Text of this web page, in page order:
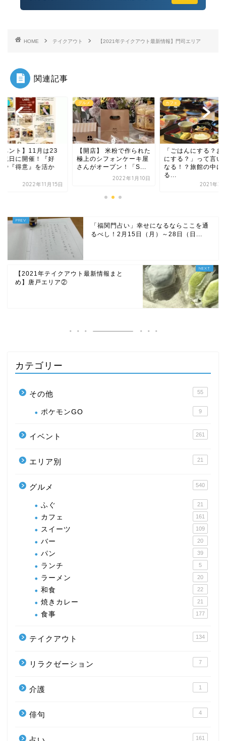
HOME テイクアウト 【2021年テイクアウト最新情報】門司エリア
関連記事
店】 米粉で作られた
のシフォンケーキ屋
がオープン！「S...
カフェ
「ごはんにする？お風呂
にする？」って言いたく
なる！？旅館の中にあ
イベント
【イベント】11月
日の祝日に開催！『
き』や『得意』を活
し...
2022年11
「福関門占い」幸せになるならここを通
るべし！2月15日（月）～28日（日...
【2021年テイクアウト最新情報まと
め】唐戸エリア②
カテゴリー
その他 55
ポケモンGO 9
イベント 261
エリア別 21
グルメ 540
ふぐ 21
カフェ 161
スイーツ 109
バー 20
パン 39
ランチ 5
ラーメン 20
和食 22
焼きカレー 21
食事 177
テイクアウト 134
リラクゼーション 7
介護 1
俳句 4
161